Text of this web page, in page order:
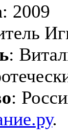
: 2009
:
:
.